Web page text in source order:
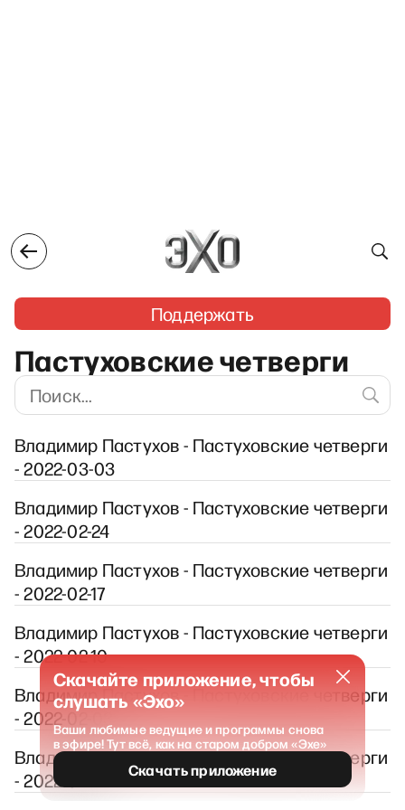
Поддержать
Пастуховские четверги
Владимир Пастухов - Пастуховские четверги
- 2022-03-03
Владимир Пастухов - Пастуховские четверги
- 2022-02-24
Владимир Пастухов - Пастуховские четверги
- 2022-02-17
Владимир Пастухов - Пастуховские четверги
- 2022-02-10
Владимир Пастухов - Пастуховские четверги
- 2022-02-03
Владимир Пастухов - Пастуховские четверги
- 2022-01-27
Скачайте приложение, чтобы
слушать «Эхо»
Ваши любимые ведущие и программы снова
в эфире! Тут всё, как на старом добром «Эхе»
Скачать приложение